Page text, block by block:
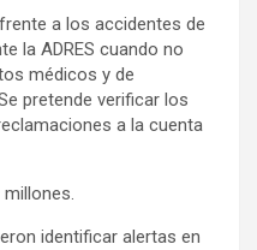
a los accidentes de
la ADRES cuando no
médicos y de
pretende verificar los
a la cuenta
identificar alertas en